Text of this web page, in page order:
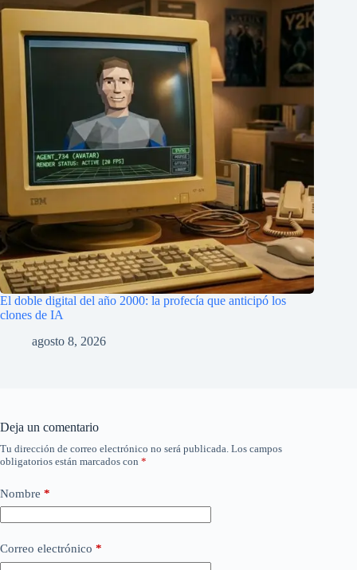
El doble digital del año 2000: la profecía que anticipó los
clones de IA
agosto 8, 2026
Deja un comentario
Tu dirección de correo electrónico no será publicada. Los campos
obligatorios están marcados con *
Nombre *
Correo electrónico *